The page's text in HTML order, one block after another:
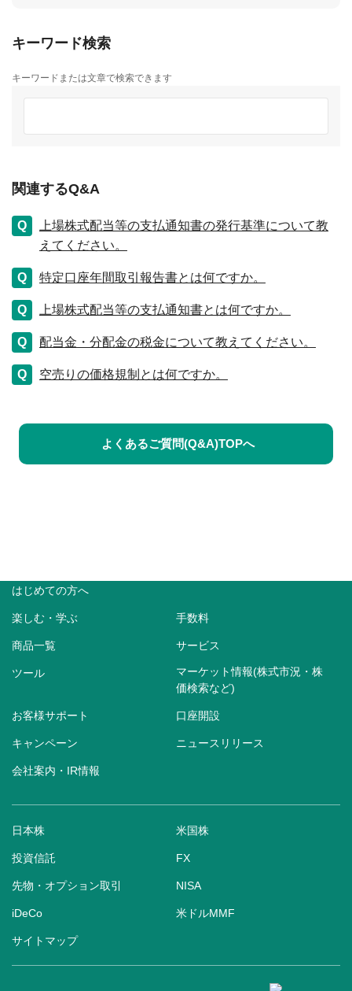
キーワード検索
キーワードまたは文章で検索できます
関連するQ&A
上場株式配当等の支払通知書の発行基準について教
えてください。
特定口座年間取引報告書とは何ですか。
上場株式配当等の支払通知書とは何ですか。
配当金・分配金の税金について教えてください。
空売りの価格規制とは何ですか。
よくあるご質問(Q&A)TOPへ
はじめての方へ
楽しむ・学ぶ 手数料
商品一覧 サービス
ツール
マーケット情報(株式市況・株
価検索など)
お客様サポート 口座開設
キャンペーン ニュースリリース
会社案内・IR情報
日本株 米国株
投資信託 FX
先物・オプション取引 NISA
iDeCo 米ドルMMF
サイトマップ